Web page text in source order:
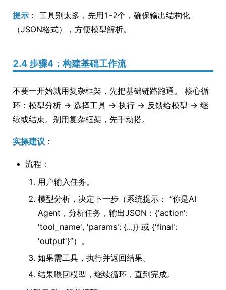
提示 ： 工具别太多，先用1-2个，确保输出结构化
（JSON格式），方便模型解析。
2.4 步骤4：构建基础工作流
不要一开始就用复杂框架，先把基础链路跑通。 核心循
环：模型分析 → 选择工具 → 执行 → 反馈给模型 → 继
续或结束。别用复杂框架，先手动搭。
实操建议 ：
流程：
用户输入任务。
模型分析，决定下一步（系统提示： “你是AI
Agent，分析任务，输出JSON：{'action':
'tool_name', 'params': {...}} 或 {'final':
'output'}”）。
如果需工具，执行并返回结果。
结果喂回模型，继续循环，直到完成。